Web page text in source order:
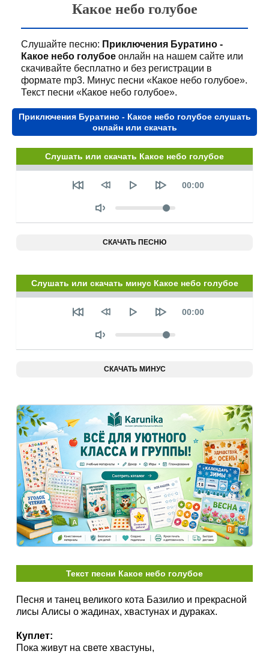
Какое небо голубое
Слушайте песню: Приключения Буратино -
Какое небо голубое онлайн на нашем сайте или
скачивайте бесплатно и без регистрации в
формате mp3. Минус песни «Какое небо голубое».
Текст песни «Какое небо голубое».
Приключения Буратино - Какое небо голубое слушать
онлайн или скачать
Слушать или скачать Какое небо голубое
Seek
Текущее
00:00
Объем
СКАЧАТЬ ПЕСНЮ
Слушать или скачать минус Какое небо голубое
Seek
Текущее
00:00
Объем
СКАЧАТЬ МИНУС
Текст песни Какое небо голубое
Песня и танец великого кота Базилио и прекрасной
лисы Алисы о жадинах, хвастунах и дураках.
Куплет:
Пока живут на свете хвастуны,